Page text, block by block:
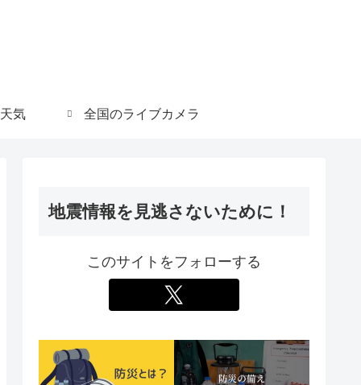
天気 全国のライブカメラ
地震情報を見逃さないために！
このサイトをフォローする